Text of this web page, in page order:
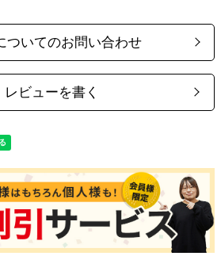
ついてのお問い合わせ
レビューを書く